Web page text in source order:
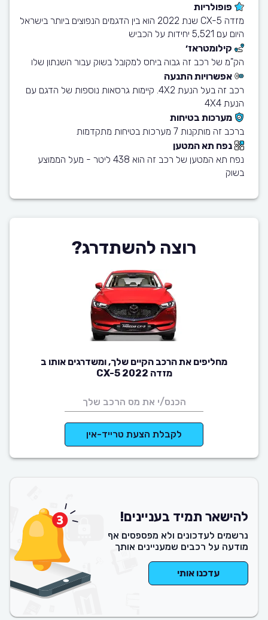
פופולריות
מזדה CX-5 שנת 2022 הוא בין הדגמים הנפוצים ביותר בישראל
היום עם 5,521 יחידות על הכביש
קילומטראז׳
הק"מ של רכב זה גבוה ביחס למקובל בשוק עבור השנתון שלו
אפשרויות התנעה
רכב זה בעל הנעת 4X2. קיימות גרסאות נוספות של הדגם עם
הנעת 4X4
מערכות בטיחות
ברכב זה מותקנות 7 מערכות בטיחות מתקדמות
נפח תא המטען
נפח תא המטען של רכב זה הוא 438 ליטר - מעל הממוצע
בשוק
רוצה להשתדרג?
מחליפים את הרכב הקיים שלך, ומשדרגים אותו ב
מזדה CX-5 2022
לקבלת הצעת טרייד-אין
להישאר תמיד בעניינים!
נרשמים לעדכונים ולא מפספסים אף
מודעה על רכבים שמעניינים אותך
עדכנו אותי